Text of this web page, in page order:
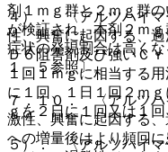
４）． 〈アルツハイマ
性、興奮に起因する、
Ｄ６阻害剤及び強いＣ
１回１ｍｇに相当する
に１回、１日１回２ｍ
ｇを２日に１回又は１
５）． 〈アルツハイマ
剤１ｍｇ群と２ｍｇ群
が検証され、本剤２ｍ
症状の発現割合は高く
１．５参照〕。
７．１０． 〈アルツハ
激性、興奮に起因する
への増量後はより頻回